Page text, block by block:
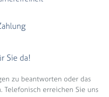
Sie da!
zu beantworten oder das
erreichen Sie uns